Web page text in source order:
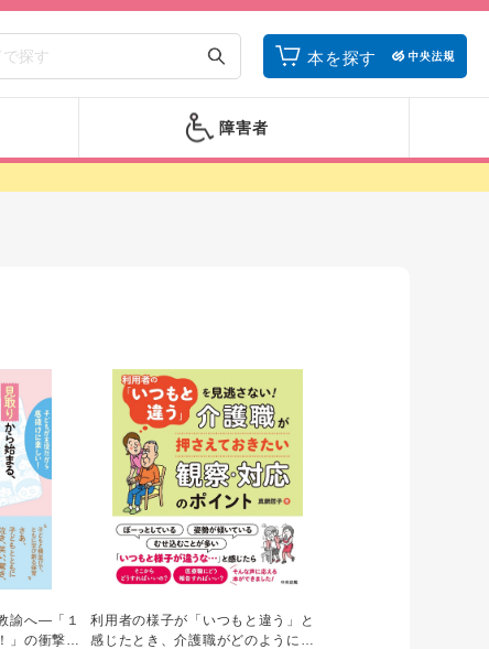
本を探す
障害者
諭へ―「１
」の衝撃が
利用者の様子が「いつもと違う」と
感じたとき、介護職がどのように対